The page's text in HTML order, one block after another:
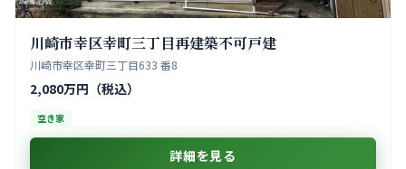
川崎市幸区幸町三丁目再建築不可戸建
川崎市幸区幸町三丁目633 番8
2,080万円（税込）
空き家
詳細を見る